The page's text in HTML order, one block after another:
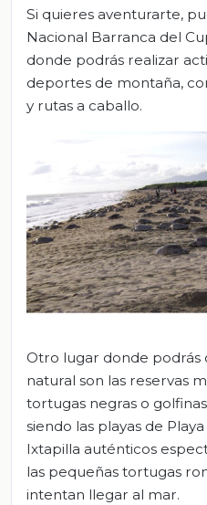
Si quieres aventurarte,
Nacional Barranca del
donde podrás realizar
deportes de montaña,
y rutas a caballo.
Otro lugar donde podrás
natural son las reservas
tortugas negras o
siendo las playas de
Ixtapilla auténticos
las pequeñas tortugas
intentan llegar al mar.